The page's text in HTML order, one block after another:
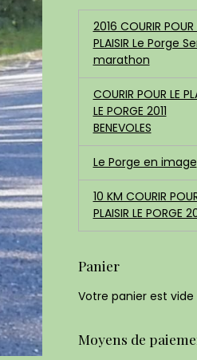
2016 COURIR POUR
PLAISIR Le Porge
marathon
COURIR POUR LE
LE PORGE 2011
BENEVOLES
Le Porge en image
10 KM COURIR
PLAISIR LE PORGE
Panier
Votre panier est vide
Moyens de